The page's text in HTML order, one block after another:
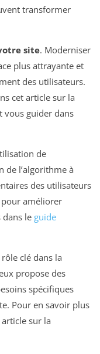
transformer
site. Moderniser
plus attrayante et
des utilisateurs.
cet article sur la
vous guider dans
de
de l’algorithme à
des utilisateurs
pour améliorer
dans le guide
clé dans la
propose des
spécifiques
Pour en savoir plus
sur la